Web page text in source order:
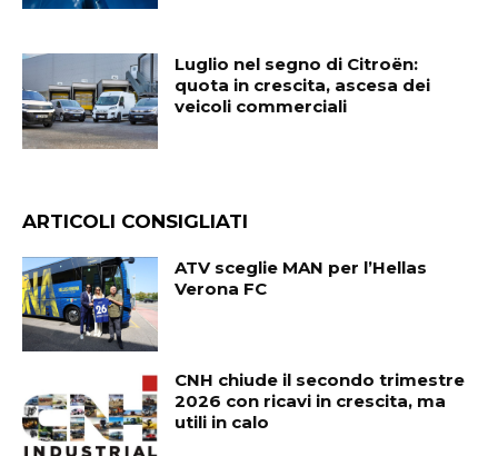
Luglio nel segno di Citroën:
quota in crescita, ascesa dei
veicoli commerciali
ARTICOLI CONSIGLIATI
ATV sceglie MAN per l’Hellas
Verona FC
CNH chiude il secondo trimestre
2026 con ricavi in crescita, ma
utili in calo